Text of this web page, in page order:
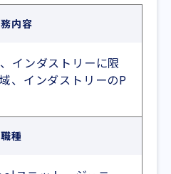
内容
インダストリーに限
、インダストリーのP
職種